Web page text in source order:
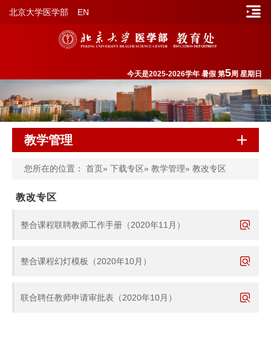
北京大学医学部 EN
今天是2025-2026学年 暑假 第5周 星期日
教学管理
您所在的位置： 首页» 下载专区» 教学管理» 教改专区
教改专区
整合课程联聘教师工作手册（2020年11月）
整合课程幻灯模板（2020年10月）
联合聘任教师申请审批表（2020年10月）